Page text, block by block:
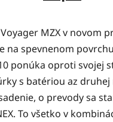
MZX v novom
na spevnenom
ponúka oproti
s batériou az
o prevody sa
To všetko v